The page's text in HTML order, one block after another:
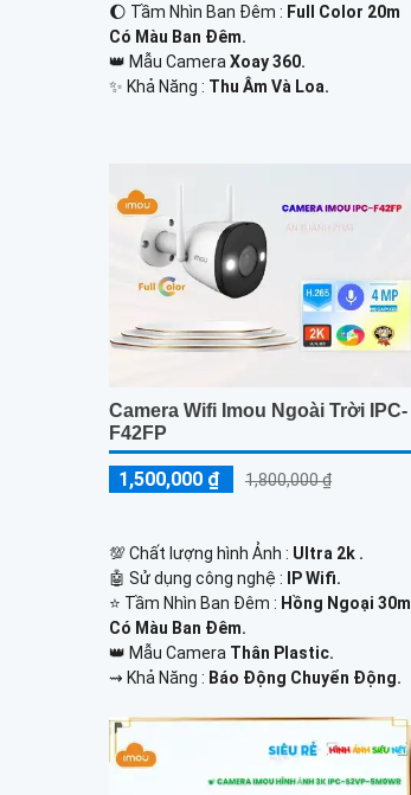
🌔 Tầm Nhìn Ban Đêm : Full Color 20m
Có Màu Ban Đêm.
👑 Mẫu Camera Xoay 360.
️✨ Khả Năng : Thu Âm Và Loa.
Camera Wifi Imou Ngoài Trời IPC-
F42FP
1,500,000 ₫ 1,800,000 ₫
💯 Chất lượng hình Ảnh : Ultra 2k .
🤖️ Sử dụng công nghệ :
IP Wifi.
⭐ Tầm Nhìn Ban Đêm : Hồng Ngoại 30m
Có Màu Ban Đêm.
👑 Mẫu Camera Thân Plastic.
️⇝ Khả Năng : Báo Động Chuyển Động.